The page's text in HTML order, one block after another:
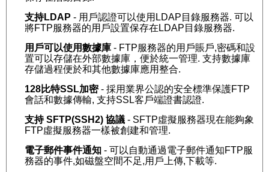
支持LDAP - 用戶認證可以使用LDAP目錄服務器. 可以
將FTP服務器的用戶設置保存在LDAP目錄服務器.
用戶可以使用數據庫 - FTP服務器的用戶賬戶,密碼和設
置可以存儲在外部數據庫，便於統一管理. 支持數據庫
存儲過程便於和其他數據庫應用整合.
128比特SSL加密- 採用業界公認的安全標準保護FTP
會話和數據傳輸, 支持SSL客戶端證書認證.
支持 SFTP(SSH2) 協議 - SFTP虛擬服務器現在能夠象
FTP虛擬服務器一樣被創建和管理.
電子郵件事件通知 - 可以自動通過電子郵件通知FTP服
務器的事件,如磁盤空間不足,用戶上傳,下載等.